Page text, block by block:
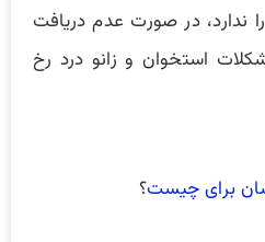
ندارد، در صورت عدم دریافت
استخوان و زانو درد رخ
برای چیست؟